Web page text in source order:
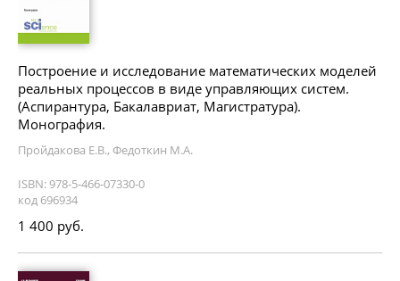
Построение и исследование математических моделей
реальных процессов в виде управляющих систем.
(Аспирантура, Бакалавриат, Магистратура).
Монография.
Пройдакова Е.В., Федоткин М.А.
ISBN: 978-5-466-07330-0
код 696934
1 400 руб.